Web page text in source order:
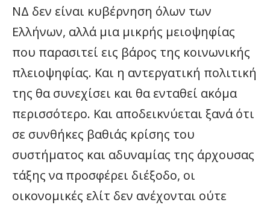
ΝΔ δεν είναι κυβέρνηση όλων των
Ελλήνων, αλλά μια μικρής μειοψηφίας
που παρασιτεί εις βάρος της κοινωνικής
πλειοψηφίας. Και η αντεργατική πολιτική
της θα συνεχίσει και θα ενταθεί ακόμα
περισσότερο. Και αποδεικνύεται ξανά ότι
σε συνθήκες βαθιάς κρίσης του
συστήματος και αδυναμίας της άρχουσας
τάξης να προσφέρει διέξοδο, οι
οικονομικές ελίτ δεν ανέχονται ούτε